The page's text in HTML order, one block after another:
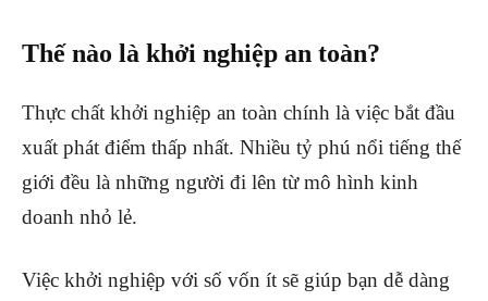
Thế nào là khởi nghiệp an toàn?
Thực chất khởi nghiệp an toàn chính là việc bắt đầu
xuất phát điểm thấp nhất. Nhiều tỷ phú nổi tiếng thế
giới đều là những người đi lên từ mô hình kinh
doanh nhỏ lẻ.
Việc khởi nghiệp với số vốn ít sẽ giúp bạn dễ dàng